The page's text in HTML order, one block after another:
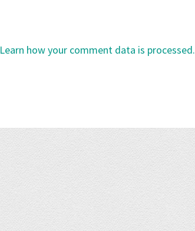
Learn how your comment data is processed.